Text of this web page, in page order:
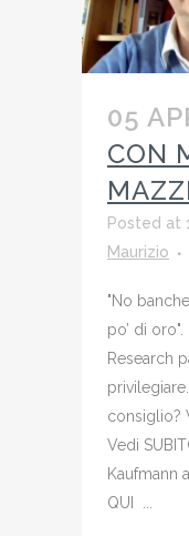
05
CON
Posted at
Maurizio
"No
po’ di
Research
consiglio?
Vedi
Kaufmann
QUI ...